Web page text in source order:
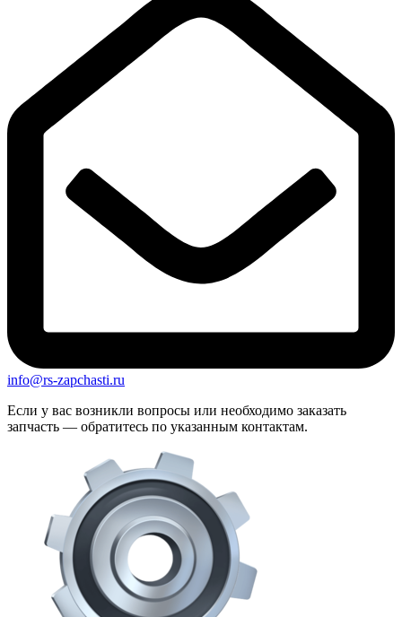
info@rs-zapchasti.ru
Если у вас возникли вопросы или необходимо заказать
запчасть — обратитесь по указанным контактам.